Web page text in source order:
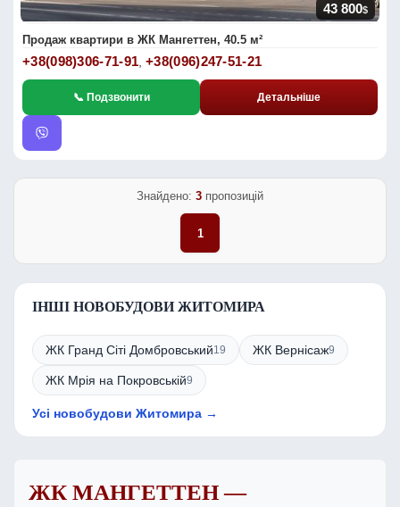
43 800$
Продаж квартири в ЖК Мангеттен, 40.5 м²
+38(098)306-71-91 ,+38(096)247-51-21
📞 Подзвонити Детальніше
Знайдено: 3 пропозицій
1
ІНШІ НОВОБУДОВИ ЖИТОМИРА
ЖК Гранд Сіті Домбровський19 ЖК Вернісаж9
ЖК Мрія на Покровській9
Усі новобудови Житомира →
ЖК МАНГЕТТЕН —